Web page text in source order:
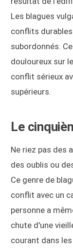
Les blagues
conflits
subordonnés.
douloureux sur
conflit sérieux
supérieurs.
Le
Ne riez pas des
des oublis ou
Ce genre de
conflit avec un
personne a
chute d'une
courant dans